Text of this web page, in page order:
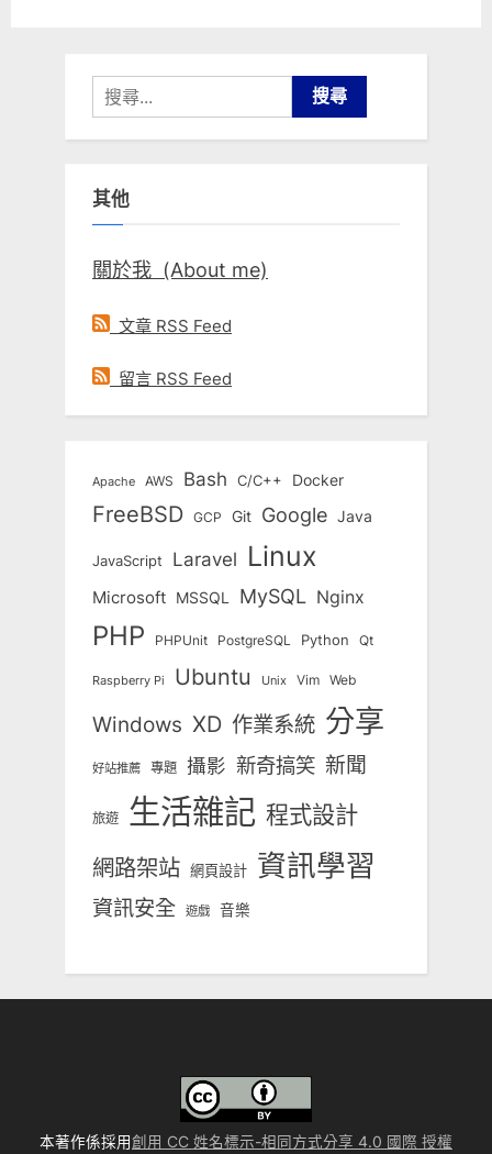
搜
尋
關
字:
其他
關於我 (About me)
文章 RSS Feed
留言 RSS Feed
Apache AWS Bash C/C++ Docker
FreeBSD GCP Git Google Java
JavaScript Laravel Linux
Microsoft MSSQL MySQL Nginx
PHP PHPUnit PostgreSQL Python Qt
Raspberry Pi Ubuntu Unix Vim Web
Windows XD 作業系統 分享
好站推薦 專題 攝影 新奇搞笑 新聞
旅遊 生活雜記 程式設計
網路架站 網頁設計 資訊學習
資訊安全 遊戲 音樂
本著作係採用創用 CC 姓名標示-相同方式分享 4.0 國際 授權